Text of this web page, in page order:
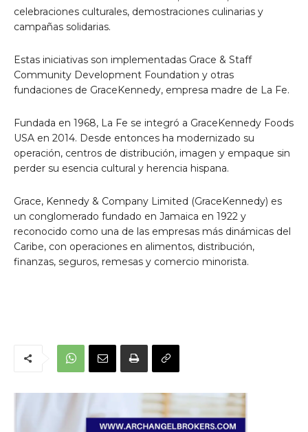
celebraciones culturales, demostraciones culinarias y
campañas solidarias.
Estas iniciativas son implementadas Grace & Staff
Community Development Foundation y otras
fundaciones de GraceKennedy, empresa madre de La Fe.
Fundada en 1968, La Fe se integró a GraceKennedy Foods
USA en 2014. Desde entonces ha modernizado su
operación, centros de distribución, imagen y empaque sin
perder su esencia cultural y herencia hispana.
Grace, Kennedy & Company Limited (GraceKennedy) es
un conglomerado fundado en Jamaica en 1922 y
reconocido como una de las empresas más dinámicas del
Caribe, con operaciones en alimentos, distribución,
finanzas, seguros, remesas y comercio minorista.